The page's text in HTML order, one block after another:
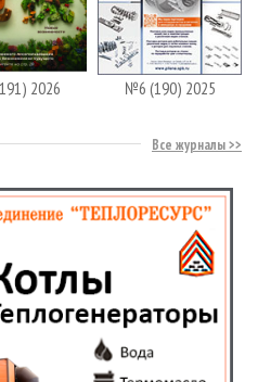
2026 №6 (190) 2025
Все журналы